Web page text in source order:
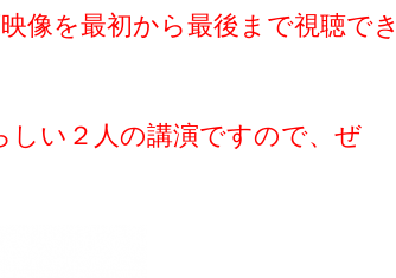
像を最初から最後まで視聴でき
い２人の講演ですので、ぜ